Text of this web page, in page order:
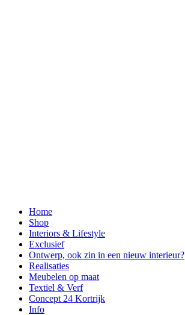
Home
Shop
Interiors & Lifestyle
Exclusief
Ontwerp, ook zin in een nieuw interieur?
Realisaties
Meubelen op maat
Textiel & Verf
Concept 24 Kortrijk
Info